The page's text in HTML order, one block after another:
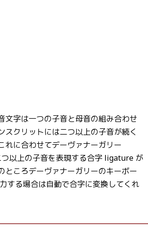
文字は一つの子音と母音の組み合わせ
スクリットには二つ以上の子音が続く
れに合わせてデーヴァナーガリー
以上の子音を表現する合字 ligature が
ところデーヴァナーガリーのキーボー
する場合は自動で合字に変換してくれ